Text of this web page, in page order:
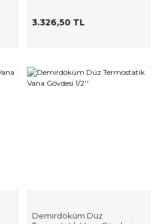
3.326,50 TL
Demirdöküm Düz